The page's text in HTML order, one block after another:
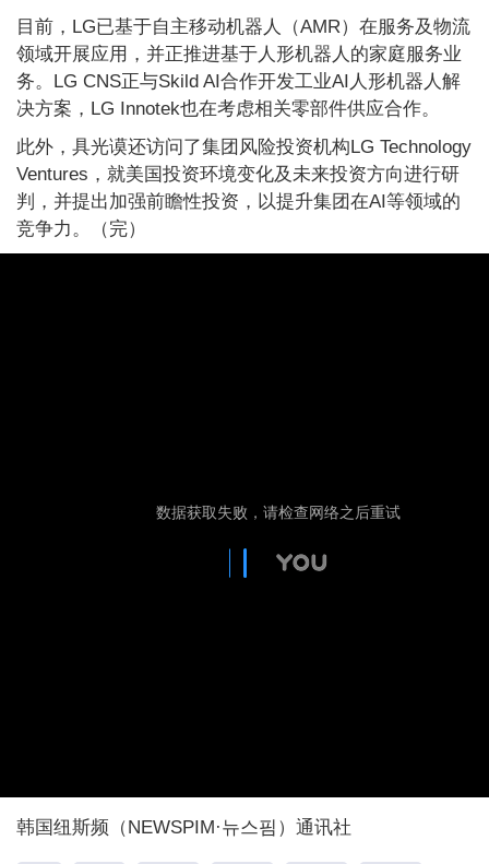
目前，LG已基于自主移动机器人（AMR）在服务及物流
领域开展应用，并正推进基于人形机器人的家庭服务业
务。LG CNS正与Skild AI合作开发工业AI人形机器人解
决方案，LG Innotek也在考虑相关零部件供应合作。
此外，具光谟还访问了集团风险投资机构LG Technology
Ventures，就美国投资环境变化及未来投资方向进行研
判，并提出加强前瞻性投资，以提升集团在AI等领域的
竞争力。（完）
韩国纽斯频（NEWSPIM·뉴스핌）通讯社